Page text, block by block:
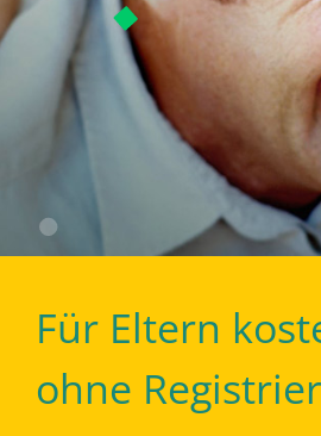
Für Eltern
ohne